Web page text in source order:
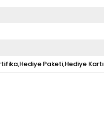
Paketi,Hediye Kartı